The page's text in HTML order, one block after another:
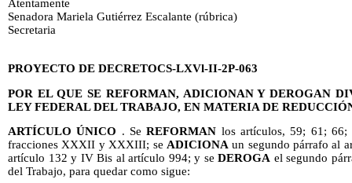
Atentamente
Senadora Mariela Gutiérrez Escalante (rúbrica)
Secretaria
PROYECTO DE DECRETOCS-LXVl-II-2P-063
POR EL QUE SE REFORMAN, ADICIONAN Y DEROGAN
LEY FEDERAL DEL TRABAJO, EN MATERIA DE
ARTÍCULO ÚNICO . SeREFORMAN los artículos, 59; 61;
fracciones XXXII y XXXIII; se ADICIONA un segundo párrafo al
artículo 132 y IV Bis al artículo 994; y se DEROGA el segundo
del Trabajo, para quedar como sigue: